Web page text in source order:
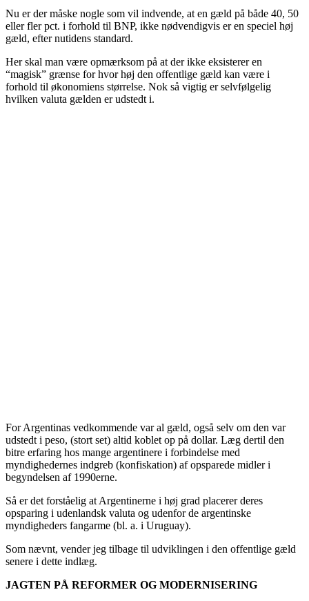
Nu er der måske nogle som vil indvende, at en gæld på både 40, 50
eller fler pct. i forhold til BNP, ikke nødvendigvis er en speciel høj
gæld, efter nutidens standard.
Her skal man være opmærksom på at der ikke eksisterer en
“magisk” grænse for hvor høj den offentlige gæld kan være i
forhold til økonomiens størrelse. Nok så vigtig er selvfølgelig
hvilken valuta gælden er udstedt i.
For Argentinas vedkommende var al gæld, også selv om den var
udstedt i peso, (stort set) altid koblet op på dollar. Læg dertil den
bitre erfaring hos mange argentinere i forbindelse med
myndighedernes indgreb (konfiskation) af opsparede midler i
begyndelsen af 1990erne.
Så er det forståelig at Argentinerne i høj grad placerer deres
opsparing i udenlandsk valuta og udenfor de argentinske
myndigheders fangarme (bl. a. i Uruguay).
Som nævnt, vender jeg tilbage til udviklingen i den offentlige gæld
senere i dette indlæg.
JAGTEN PÅ REFORMER OG MODERNISERING